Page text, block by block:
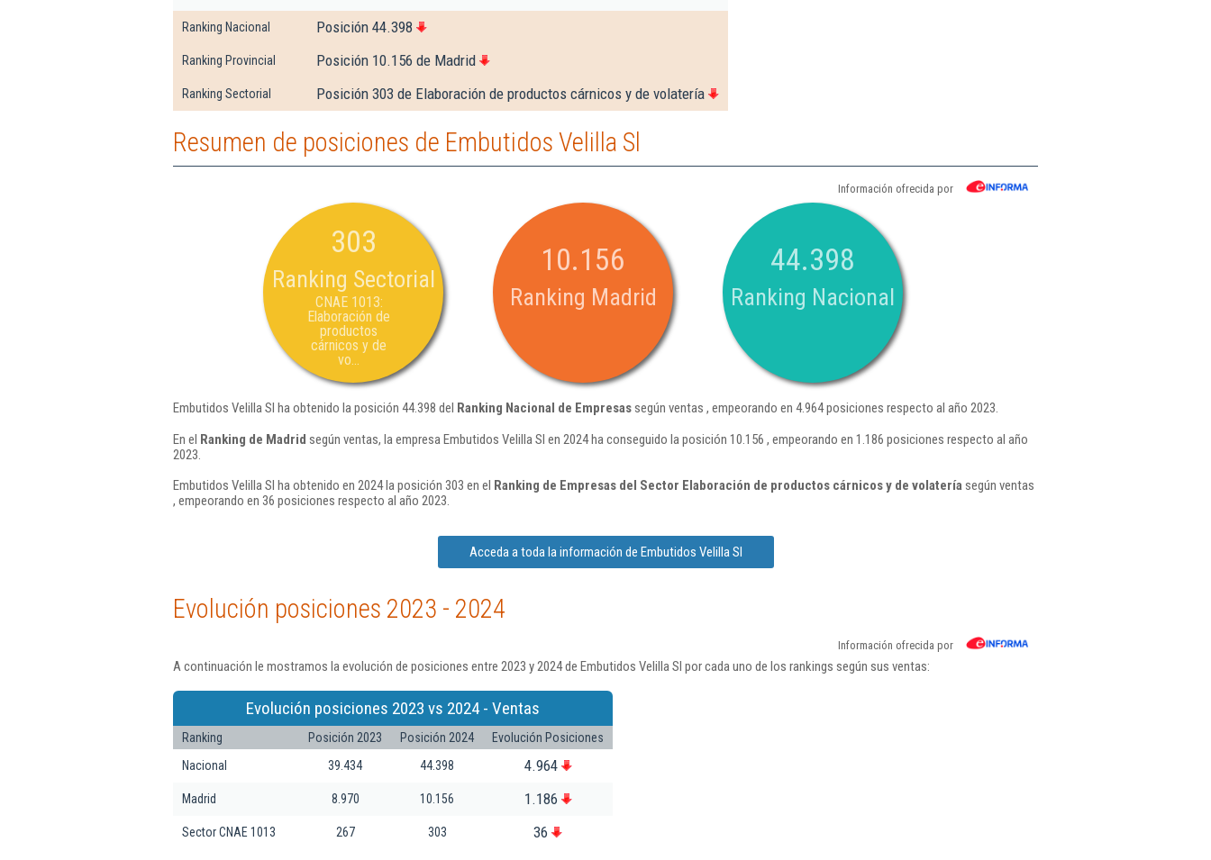
Ranking Nacional Posición 44.398
Ranking Provincial Posición 10.156 de Madrid
Ranking Sectorial Posición 303 de Elaboración de productos cárnicos y de volatería
Resumen de posiciones de Embutidos Velilla Sl
Información ofrecida por
303
Ranking Sectorial
CNAE 1013:
Elaboración de
productos
cárnicos y de
vo...
10.156
Ranking Madrid
44.398
Ranking Nacional
Embutidos Velilla Sl ha obtenido la posición 44.398 del Ranking Nacional de Empresassegún ventas , empeorando en 4.964 posiciones respecto al año 2023.
En el Ranking de Madrid según ventas, la empresa Embutidos Velilla Sl en 2024 ha conseguido la posición 10.156 , empeorando en 1.186 posiciones respecto al año
2023.
Embutidos Velilla Sl ha obtenido en 2024 la posición 303 en el Ranking de Empresas del Sector Elaboración de productos cárnicos y de volateríasegún ventas
, empeorando en 36 posiciones respecto al año 2023.
Acceda a toda la información de Embutidos Velilla Sl
Evolución posiciones 2023 - 2024
Información ofrecida por
A continuación le mostramos la evolución de posiciones entre 2023 y 2024 de Embutidos Velilla Sl por cada uno de los rankings según sus ventas:
Evolución posiciones 2023 vs 2024 - Ventas
Ranking Posición 2023 Posición 2024
Evolución Posiciones
Nacional
39.434 44.398 4.964
Madrid 8.970 10.156 1.186
Sector CNAE 1013 267 303 36